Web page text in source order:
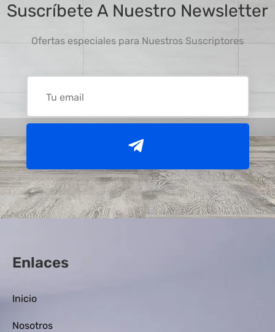
Suscríbete A Nuestro Newsletter
Ofertas especiales para Nuestros Suscriptores
Enlaces
Inicio
Nosotros